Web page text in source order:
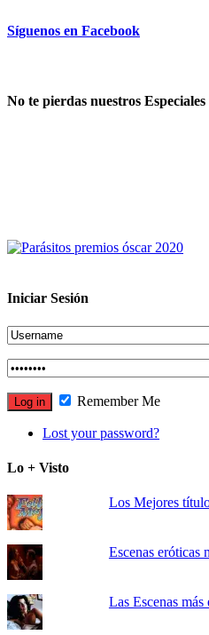
Síguenos en Facebook
No te pierdas nuestros
Iniciar Sesión
Remember Me
Lost your password?
Lo + Visto
Los Mejores
Escenas eróticas
Las Escenas